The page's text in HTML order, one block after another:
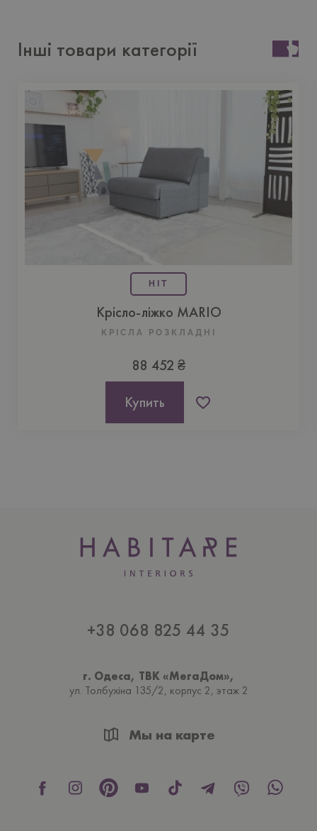
Інші товари категорії
HIT
Крісло-ліжко MARIO
КРІСЛА РОЗКЛАДНІ
88 452 ₴
Купить
+38 068 825 44 35
г. Одеса, ТВК «МегаДом»,
ул. Толбухiна 135/2, корпус 2, этаж 2
Мы на карте